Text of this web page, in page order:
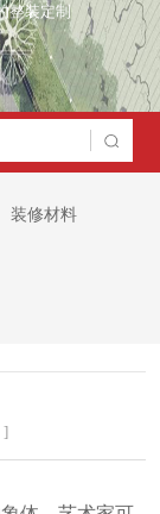
整装定制
装修材料
]